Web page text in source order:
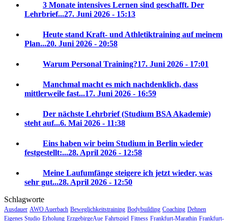
3 Monate intensives Lernen sind geschafft. Der
Lehrbrief...27. Juni 2026 - 15:13
Heute stand Kraft- und Athletiktraining auf meinem
Plan...20. Juni 2026 - 20:58
Warum Personal Training?17. Juni 2026 - 17:01
Manchmal macht es mich nachdenklich, dass
mittlerweile fast...17. Juni 2026 - 16:59
Der nächste Lehrbrief (Studium BSA Akademie)
steht auf...6. Mai 2026 - 11:38
Eins haben wir beim Studium in Berlin wieder
festgestellt:...28. April 2026 - 12:58
Meine Laufumfänge steigere ich jetzt wieder, was
sehr gut...28. April 2026 - 12:50
Schlagworte
Ausdauer AWO Auerbach Beweglichkeitstraining Bodybuilding Coaching Dehnen
Eigenes Studio Erholung ErzgebirgeAue Fahrtspiel Fitness Frankfurt-Marathin Frankfurt-